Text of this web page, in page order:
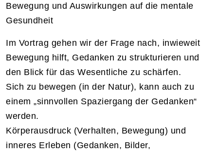
Bewegung und Auswirkungen auf die mentale
Gesundheit
Im Vortrag gehen wir der Frage nach, inwieweit
Bewegung hilft, Gedanken zu strukturieren und
den Blick für das Wesentliche zu schärfen.
Sich zu bewegen (in der Natur), kann auch zu
einem „sinnvollen Spaziergang der Gedanken“
werden.
Körperausdruck (Verhalten, Bewegung) und
inneres Erleben (Gedanken, Bilder,